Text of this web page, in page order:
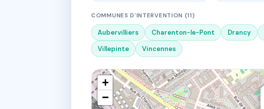
COMMUNES D'INTERVENTION (11)
Aubervilliers Charenton-le-Pont Drancy
Villepinte
Vincennes
+
−